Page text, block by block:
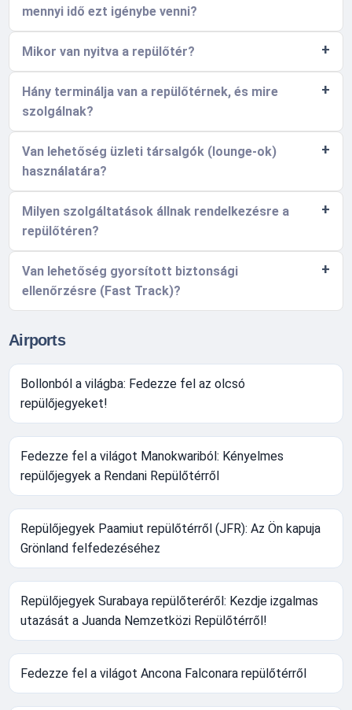
mennyi idő ezt igénybe venni?
Mikor van nyitva a repülőtér?
Hány terminálja van a repülőtérnek, és mire
szolgálnak?
Van lehetőség üzleti társalgók (lounge-ok)
használatára?
Milyen szolgáltatások állnak rendelkezésre a
repülőtéren?
Van lehetőség gyorsított biztonsági
ellenőrzésre (Fast Track)?
Airports
Bollonból a világba: Fedezze fel az olcsó
repülőjegyeket!
Fedezze fel a világot Manokwariból: Kényelmes
repülőjegyek a Rendani Repülőtérről
Repülőjegyek Paamiut repülőtérről (JFR): Az Ön kapuja
Grönland felfedezéséhez
Repülőjegyek Surabaya repülőteréről: Kezdje izgalmas
utazását a Juanda Nemzetközi Repülőtérről!
Fedezze fel a világot Ancona Falconara repülőtérről